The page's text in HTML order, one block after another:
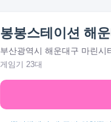
봉봉스테이션 해
부산광역시 해운대구 마린
게임기 23대